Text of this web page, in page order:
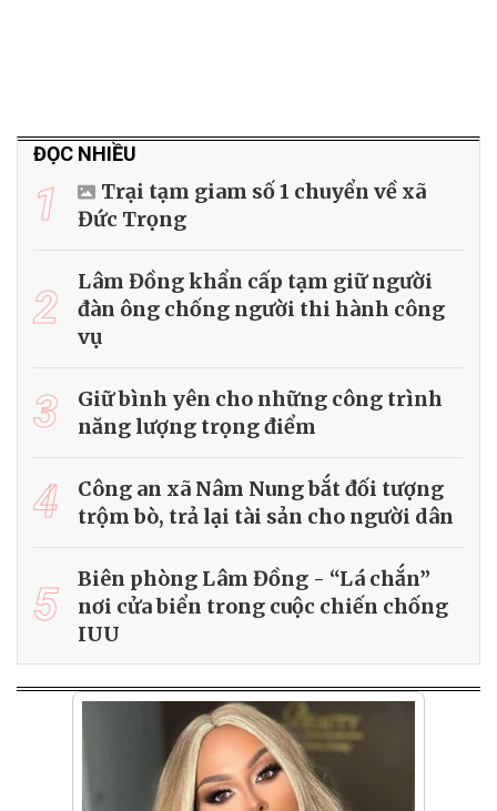
ĐỌC NHIỀU
1
Trại tạm giam số 1 chuyển về xã
Đức Trọng
2
Lâm Đồng khẩn cấp tạm giữ người
đàn ông chống người thi hành công
vụ
3
Giữ bình yên cho những công trình
năng lượng trọng điểm
4
Công an xã Nâm Nung bắt đối tượng
trộm bò, trả lại tài sản cho người dân
5
Biên phòng Lâm Đồng - “Lá chắn”
nơi cửa biển trong cuộc chiến chống
IUU